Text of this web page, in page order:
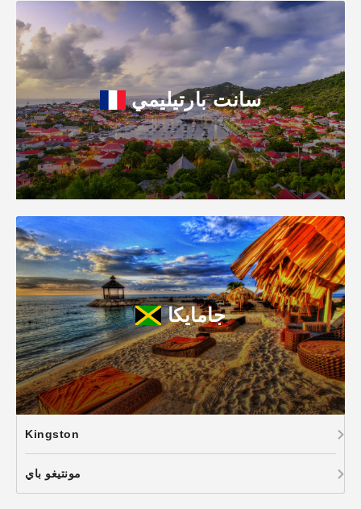
سانت بارتيليمي
جامايكا
Kingston
مونتيغو باي